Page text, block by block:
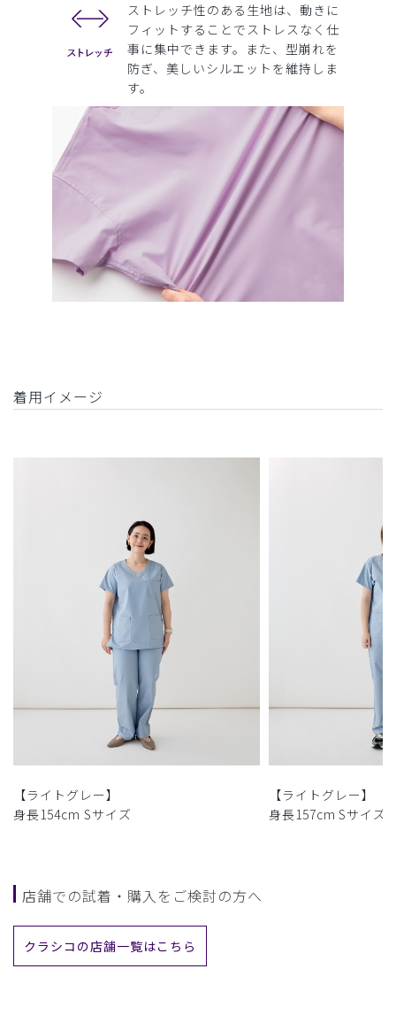
ストレッチ性のある生地は、動きに
フィットすることでストレスなく仕
事に集中できます。また、型崩れを
防ぎ、美しいシルエットを維持しま
す。
着用イメージ
【ライトグレー】
身長154cm Sサイズ
【ライトグレー】
身長157cm Sサイズ
店舗での試着・購入をご検討の方へ
クラシコの店舗一覧はこちら